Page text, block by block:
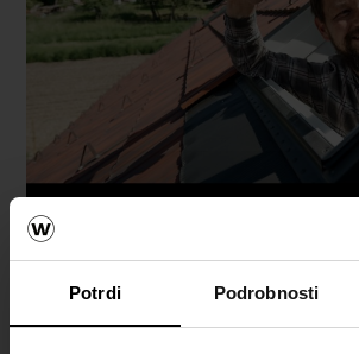
Potrdi Podrobnosti